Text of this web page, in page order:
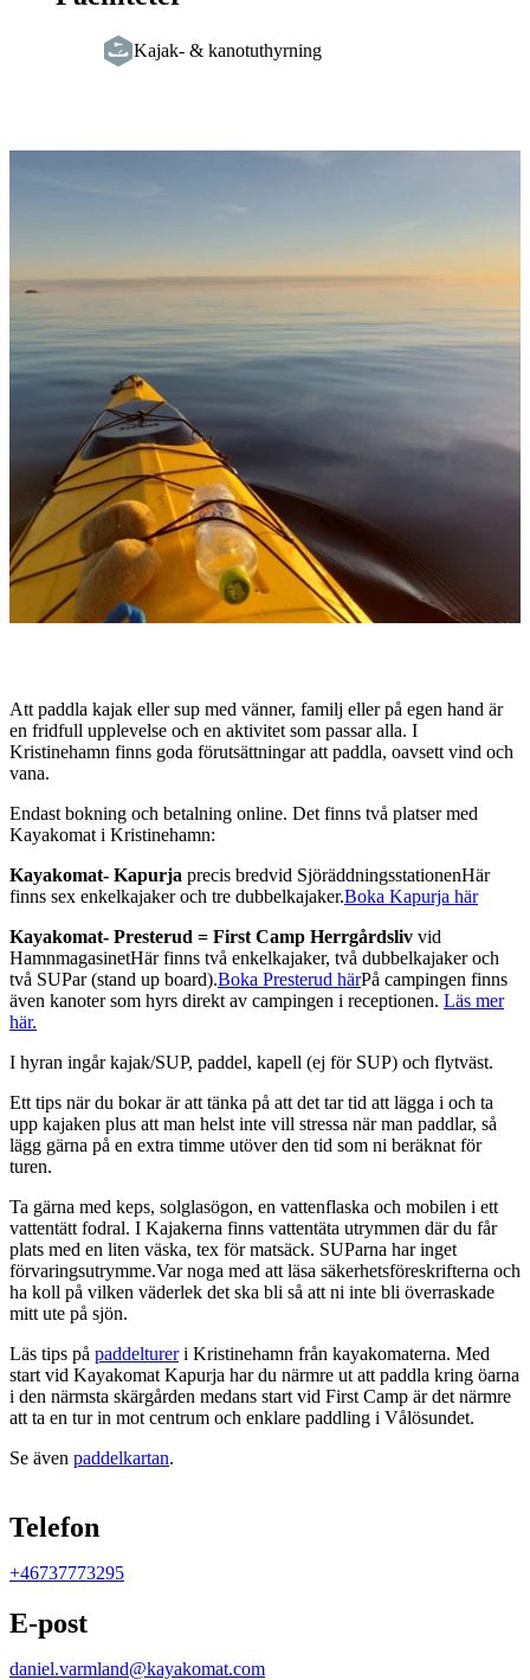
Kajak- & kanotuthyrning
Bildspel
Att paddla kajak eller sup med vänner, familj eller på egen hand är
en fridfull upplevelse och en aktivitet som passar alla. I
Kristinehamn finns goda förutsättningar att paddla, oavsett vind och
vana.
Endast bokning och betalning online. Det finns två platser med
Kayakomat i Kristinehamn:
Kayakomat- Kapurja precis bredvid SjöräddningsstationenHär
finns sex enkelkajaker och tre dubbelkajaker.Boka Kapurja här
Kayakomat- Presterud = First Camp Herrgårdsliv vid
HamnmagasinetHär finns två enkelkajaker, två dubbelkajaker och
två SUPar (stand up board).Boka Presterud härPå campingen finns
även kanoter som hyrs direkt av campingen i receptionen. Läs mer
här.
I hyran ingår kajak/SUP, paddel, kapell (ej för SUP) och flytväst.
Ett tips när du bokar är att tänka på att det tar tid att lägga i och ta
upp kajaken plus att man helst inte vill stressa när man paddlar, så
lägg gärna på en extra timme utöver den tid som ni beräknat för
turen.
Ta gärna med keps, solglasögon, en vattenflaska och mobilen i ett
vattentätt fodral. I Kajakerna finns vattentäta utrymmen där du får
plats med en liten väska, tex för matsäck. SUParna har inget
förvaringsutrymme.Var noga med att läsa säkerhetsföreskrifterna och
ha koll på vilken väderlek det ska bli så att ni inte bli överraskade
mitt ute på sjön.
Läs tips på paddeltureri Kristinehamn från kayakomaterna. Med
start vid Kayakomat Kapurja har du närmre ut att paddla kring öarna
i den närmsta skärgården medans start vid First Camp är det närmre
att ta en tur in mot centrum och enklare paddling i Vålösundet.
Se även paddelkartan.
Telefon
+46737773295
E-post
daniel.varmland@kayakomat.com